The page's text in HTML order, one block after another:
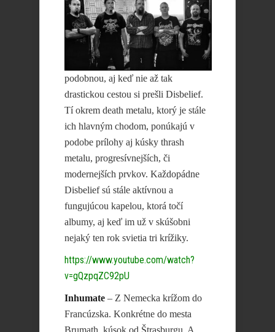
podobnou, aj keď nie až tak
drastickou cestou si prešli Disbelief.
Tí okrem death metalu, ktorý je stále
ich hlavným chodom, ponúkajú v
podobe prílohy aj kúsky thrash
metalu, progresívnejších, či
modernejších prvkov. Každopádne
Disbelief sú stále aktívnou a
fungujúcou kapelou, ktorá točí
albumy, aj keď im už v skúšobni
nejaký ten rok svietia tri krížiky.
https://www.youtube.com/watch?
v=gQzpqZC92pU
Inhumate – Z Nemecka krížom do
Francúzska. Konkrétne do mesta